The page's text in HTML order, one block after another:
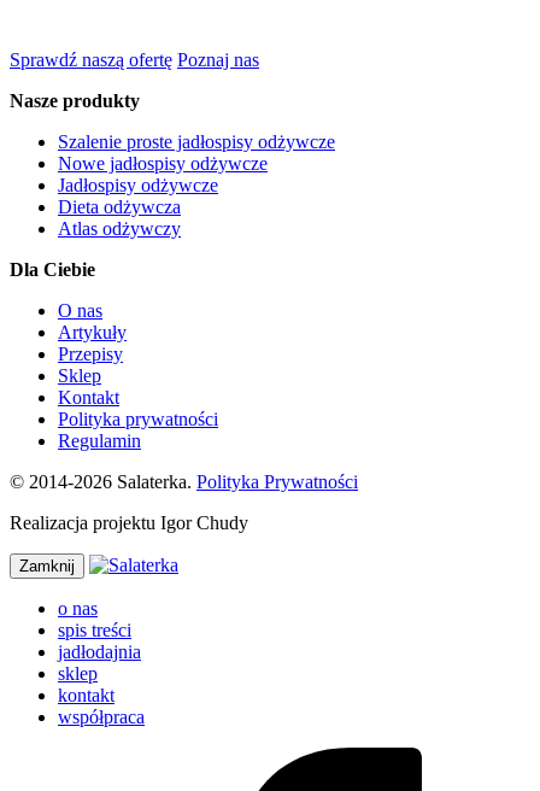
Sprawdź naszą ofertę Poznaj nas
Nasze produkty
Szalenie proste jadłospisy odżywcze
Nowe jadłospisy odżywcze
Jadłospisy odżywcze
Dieta odżywcza
Atlas odżywczy
Dla Ciebie
O nas
Artykuły
Przepisy
Sklep
Kontakt
Polityka prywatności
Regulamin
© 2014-2026 Salaterka. Polityka Prywatności
Realizacja projektu Igor Chudy
Zamknij
o nas
spis treści
jadłodajnia
sklep
kontakt
współpraca